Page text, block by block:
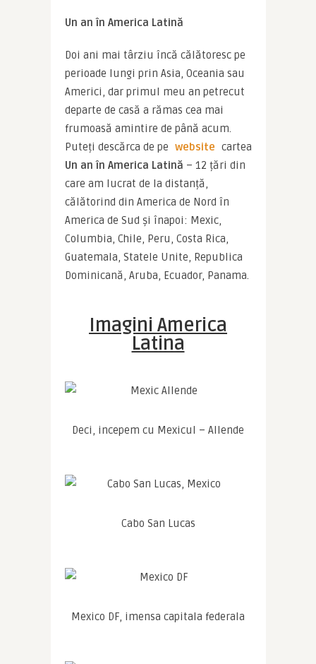
Un an în America Latină
Doi ani mai târziu încă călătoresc pe
perioade lungi prin Asia, Oceania sau
Americi, dar primul meu an petrecut
departe de casă a rămas cea mai
frumoasă amintire de până acum.
Puteți descărca de pe website
Un an în America Latină – 12 țări din
care am lucrat de la distanță,
călătorind din America de Nord în
America de Sud și înapoi: Mexic,
Columbia, Chile, Peru, Costa Rica,
Guatemala, Statele Unite, Republica
Dominicană, Aruba, Ecuador, Panama.
Imagini America
Latina
Deci, incepem cu Mexicul – Allende
Cabo San Lucas
Mexico DF, imensa capitala federala